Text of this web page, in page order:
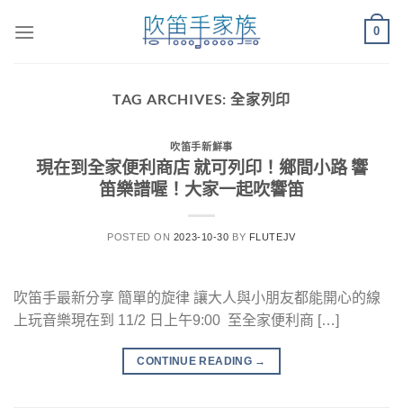
0
TAG ARCHIVES: 全家列印
吹笛手新鮮事
現在到全家便利商店 就可列印！鄉間小路 響
笛樂譜喔！大家一起吹響笛
POSTED ON 2023-10-30 BY FLUTEJV
吹笛手最新分享 簡單的旋律 讓大人與小朋友都能開心的線
上玩音樂現在到 11/2 日上午9:00 至全家便利商 […]
CONTINUE READING →